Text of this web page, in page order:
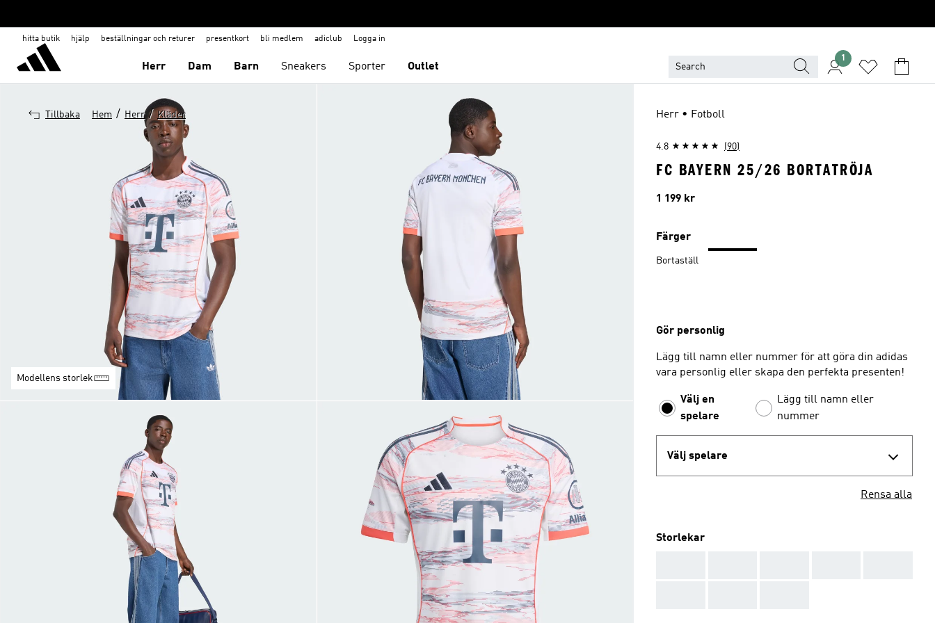
hitta butik hjälp beställningar och returer presentkort bli medlem adiclub Logga in
Herr Dam Barn Sneakers Sporter Outlet
1
Tillbaka Hem / Herr / Kläder
Modellens storlek
Herr • Fotboll
4.8 (90)
FC BAYERN 25/26 BORTATRÖJA
Pris
1 199 kr
Färger
Bortaställ
Gör personlig
Lägg till namn eller nummer för att göra din adidas
vara personlig eller skapa den perfekta presenten!
Välj en
spelare
Lägg till namn eller
nummer
Välj spelare
Rensa alla
Storlekar